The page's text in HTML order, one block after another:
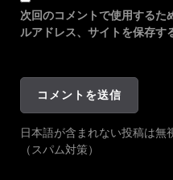
次回のコメントで使用するた
ルアドレス、サイトを保存す
日本語が含まれない投稿は無
（スパム対策）